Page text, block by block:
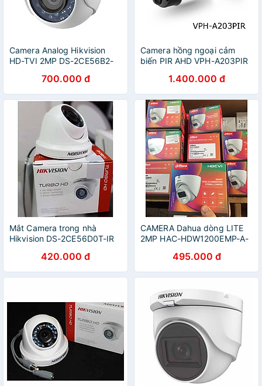
Camera Analog Hikvision
HD-TVI 2MP DS-2CE56B2-
700.000 đ
Camera hồng ngoại cảm
biến PIR AHD VPH-A203PIR
1.400.000 đ
Mắt Camera trong nhà
Hikvision DS-2CE56D0T-IR
420.000 đ
CAMERA Dahua dòng LITE
2MP HAC-HDW1200EMP-A-
495.000 đ